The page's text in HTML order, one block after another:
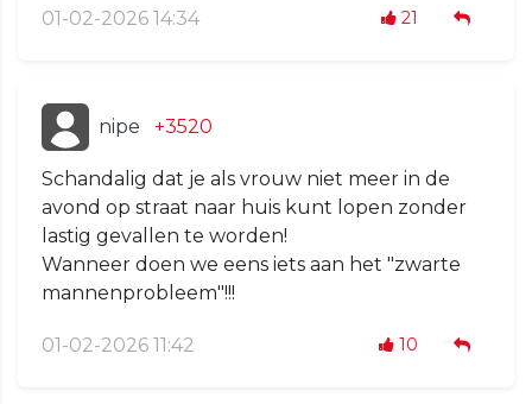
01-02-2026 14:34 21
nipe +3520
Schandalig dat je als vrouw niet meer in de
avond op straat naar huis kunt lopen zonder
lastig gevallen te worden!
Wanneer doen we eens iets aan het "zwarte
mannenprobleem"!!!
01-02-2026 11:42 10